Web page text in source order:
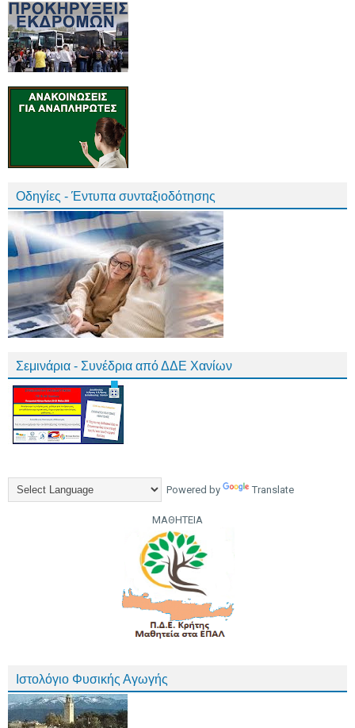
Οδηγίες - Έντυπα συνταξιοδότησης
Σεμινάρια - Συνέδρια από ΔΔΕ Χανίων
Powered by Translate
ΜΑΘΗΤΕΙΑ
Ιστολόγιο Φυσικής Αγωγής